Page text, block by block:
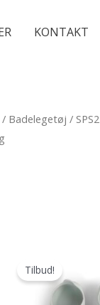
KONTAKT
/ Badelegetøj /
Tilbud!